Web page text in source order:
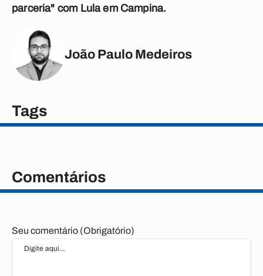
parceria" com Lula em Campina.
João Paulo Medeiros
Tags
Comentários
Seu comentário (Obrigatório)